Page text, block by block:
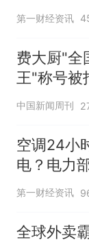
第一财经资讯
费大厨"全
王"称号被
官方回应
中国新闻周刊
空调24小
电？电力
第一财经资讯
全球外卖